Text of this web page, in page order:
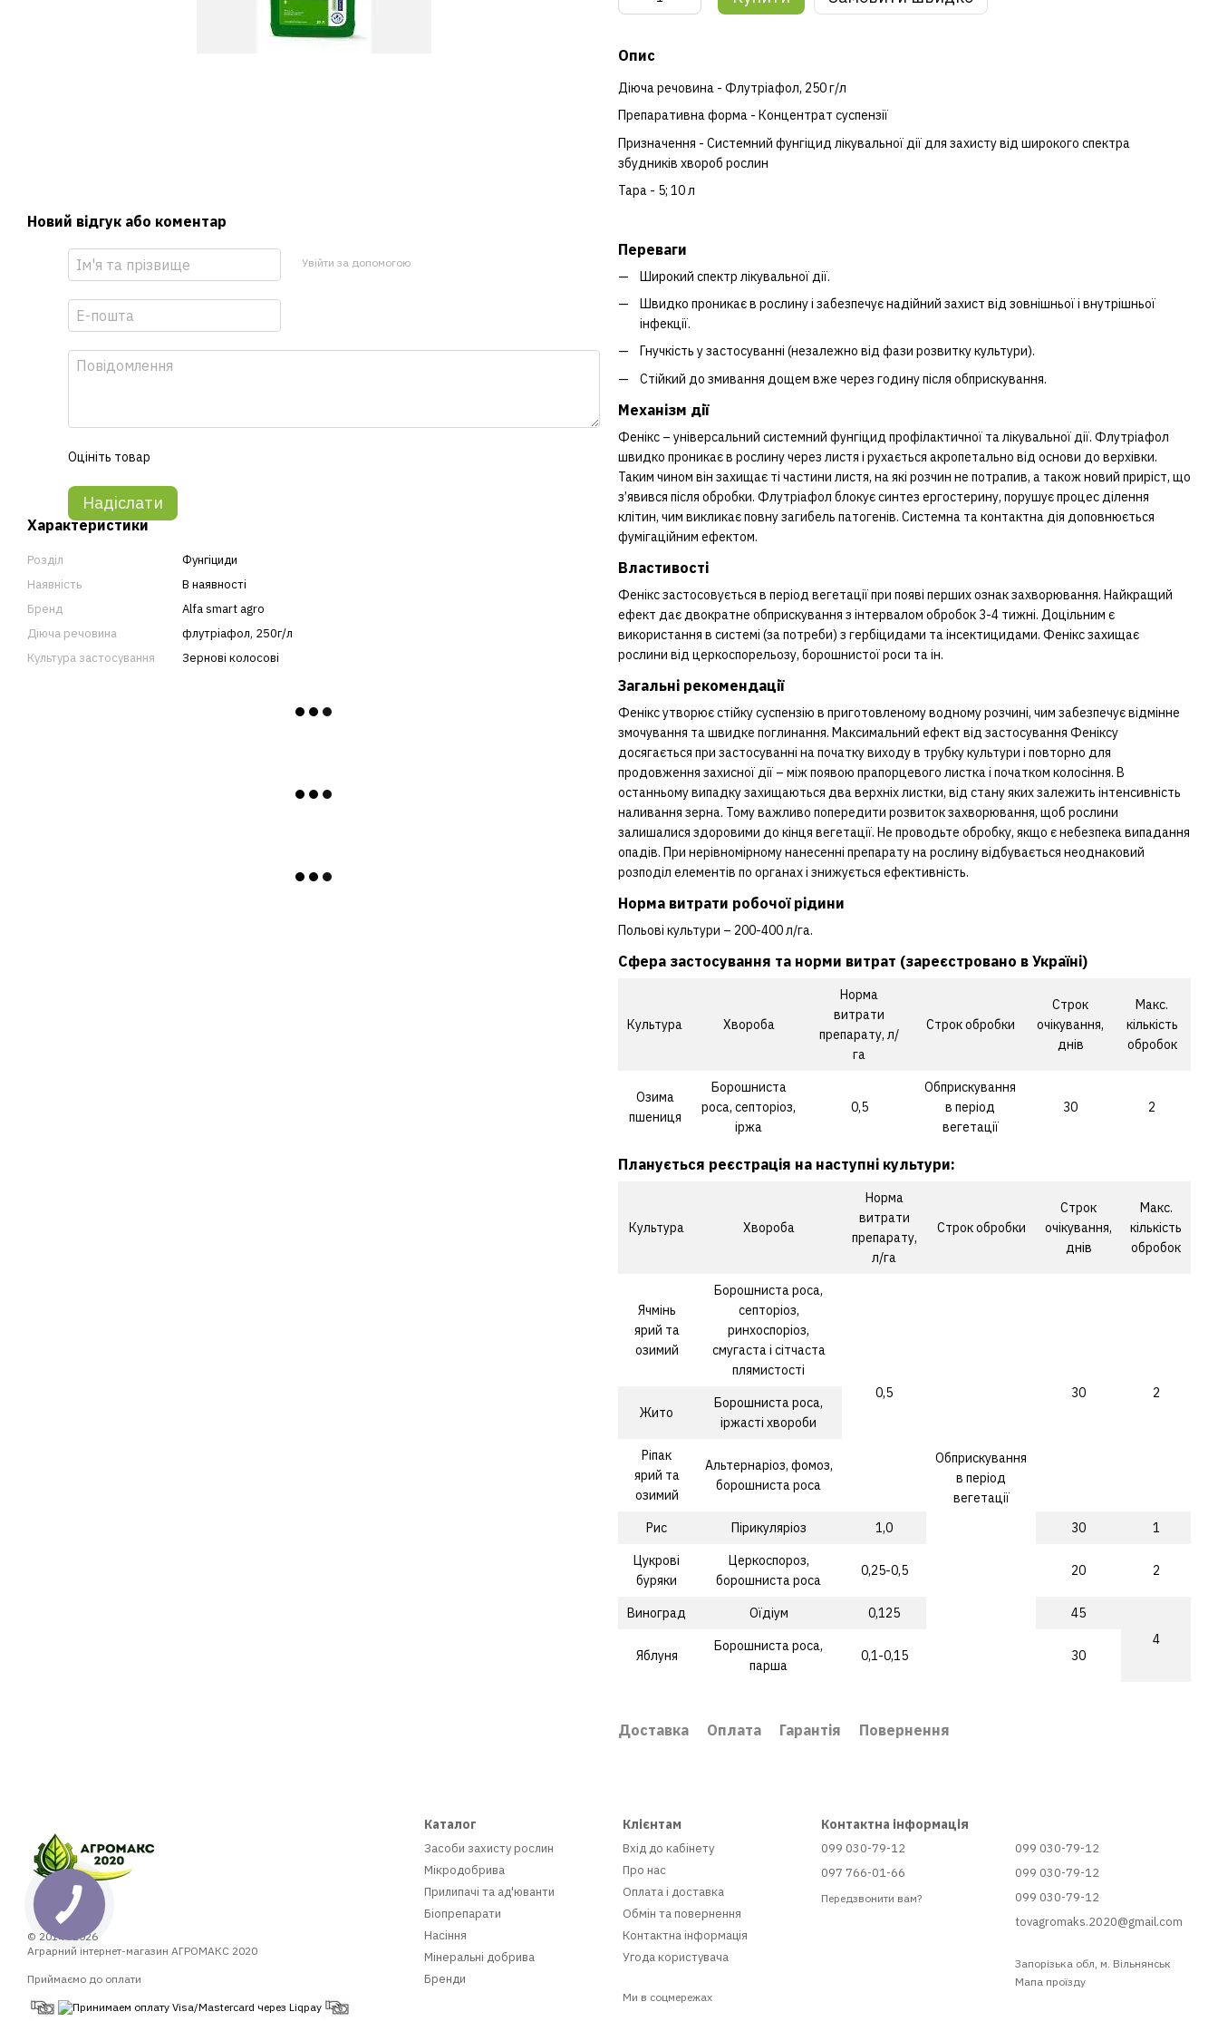
Новий відгук або коментар
Увійти за допомогою
Оцініть товар
Надіслати
Характеристики
Розділ
Фунгіциди
Наявність
В наявності
Бренд
Alfa smart agro
Діюча речовина
флутріафол, 250г/л
Культура застосування
Зернові колосові
Опис
Діюча речовина - Флутріафол, 250 г/л
Препаративна форма - Концентрат суспензії
Призначення - Системний фунгіцид лікувальної дії для захисту від широкого спектра
збудників хвороб рослин
Тара - 5; 10 л
Переваги
Широкий спектр лікувальної дії.
Швидко проникає в рослину і забезпечує надійний захист від зовнішньої і внутрішньої
інфекції.
Гнучкість у застосуванні (незалежно від фази розвитку культури).
Стійкий до змивання дощем вже через годину після обприскування.
Механізм дії
Фенікс – універсальний системний фунгіцид профілактичної та лікувальної дії. Флутріафол
швидко проникає в рослину через листя і рухається акропетально від основи до верхівки.
Таким чином він захищає ті частини листя, на які розчин не потрапив, а також новий приріст, що
з’явився після обробки. Флутріафол блокує синтез ергостерину, порушує процес ділення
клітин, чим викликає повну загибель патогенів. Системна та контактна дія доповнюється
фумігаційним ефектом.
Властивості
Фенікс застосовується в період вегетації при появі перших ознак захворювання. Найкращий
ефект дає двократне обприскування з інтервалом обробок 3-4 тижні. Доцільним є
використання в системі (за потреби) з гербіцидами та інсектицидами. Фенікс захищає
рослини від церкоспорельозу, борошнистої роси та ін.
Загальні рекомендації
Фенікс утворює стійку суспензію в приготовленому водному розчині, чим забезпечує відмінне
змочування та швидке поглинання. Максимальний ефект від застосування Феніксу
досягається при застосуванні на початку виходу в трубку культури і повторно для
продовження захисної дії – між появою прапорцевого листка і початком колосіння. В
останньому випадку захищаються два верхніх листки, від стану яких залежить інтенсивність
наливання зерна. Тому важливо попередити розвиток захворювання, щоб рослини
залишалися здоровими до кінця вегетації. Не проводьте обробку, якщо є небезпека випадання
опадів. При нерівномірному нанесенні препарату на рослину відбувається неоднаковий
розподіл елементів по органах і знижується ефективність.
Норма витрати робочої рідини
Польові культури – 200-400 л/га.
Cфера застосування та норми витрат (зареєстровано в Україні)
Культура Хвороба
Норма
витрати
препарату, л/
га
Строк обробки
Строк
очікування,
днів
Макс.
кількість
обробок
Озима
пшениця
Борошниста
роса, септоріоз,
іржа
0,5
Обприскування
в період
вегетації
30 2
Планується реєстрація на наступні культури:
Культура Хвороба
Норма
витрати
препарату,
л/га
Строк обробки
Строк
очікування,
днів
Макс.
кількість
обробок
Ячмінь
ярий та
озимий
Борошниста роса,
септоріоз,
ринхоспоріоз,
смугаста і сітчаста
плямистості
0,5
Обприскування
в період
вегетації
30
2
Жито
Борошниста роса,
іржасті хвороби
Ріпак
ярий та
озимий
Альтернаріоз, фомоз,
борошниста роса
Рис Пірикуляріоз 1,0 30
1
Цукрові
буряки
Церкоспороз,
борошниста роса
0,25-0,5 20 2
Виноград Оїдіум 0,125
45
4
Яблуня
Борошниста роса,
парша
0,1-0,15 30
Доставка Оплата Гарантія Повернення
© 2014—2026
Аграрний інтернет-магазин АГРОМАКС 2020
Приймаємо до оплати
Каталог
Засоби захисту рослин
Мікродобрива
Прилипачі та ад'юванти
Біопрепарати
Насіння
Мінеральні добрива
Бренди
Клієнтам
Вхід до кабінету
Про нас
Оплата і доставка
Обмін та повернення
Контактна інформація
Угода користувача
Ми в соцмережах
Контактна інформація
099 030-79-12
097 766-01-66
Передзвонити вам?
099 030-79-12
099 030-79-12
099 030-79-12
tovagromaks.2020@gmail.com
Запорізька обл, м. Вільнянськ
Мапа проїзду